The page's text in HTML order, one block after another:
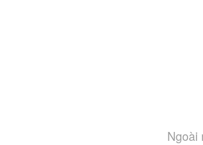
Ngoài